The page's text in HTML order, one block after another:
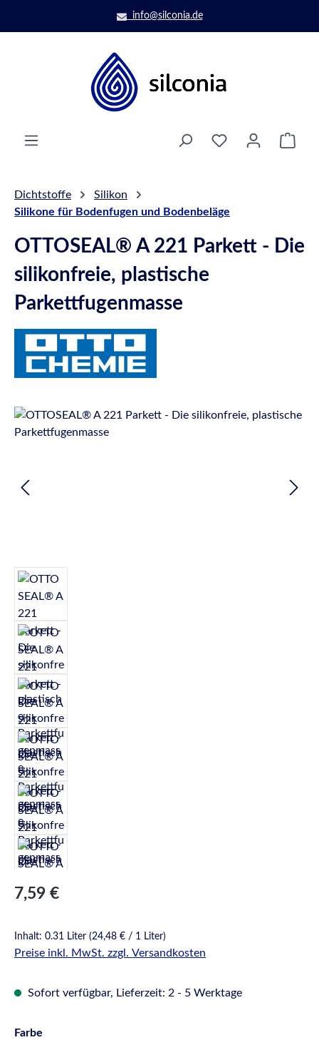
Zum Hauptinhalt springeninfo@silconia.de
Dichtstoffe
Silikon
Silikone für Bodenfugen und Bodenbeläge
OTTOSEAL® A 221 Parkett - Die
silikonfreie, plastische
Parkettfugenmasse
Bildergalerie überspringen
Regulärer Preis:
7,59 €
Inhalt: 0.31 Liter (24,48 € / 1 Liter)
Preise inkl. MwSt. zzgl. Versandkosten
Sofort verfügbar, Lieferzeit: 2 - 5 Werktage
Farbe